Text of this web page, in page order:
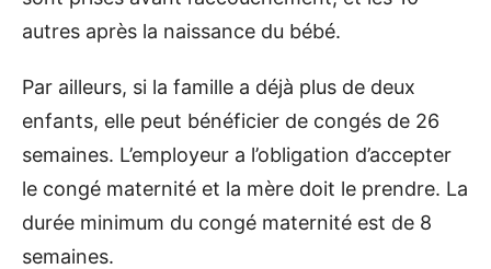
autres après la naissance du bébé.
Par ailleurs, si la famille a déjà plus de deux
enfants, elle peut bénéficier de congés de 26
semaines. L’employeur a l’obligation d’accepter
le congé maternité et la mère doit le prendre. La
durée minimum du congé maternité est de 8
semaines.